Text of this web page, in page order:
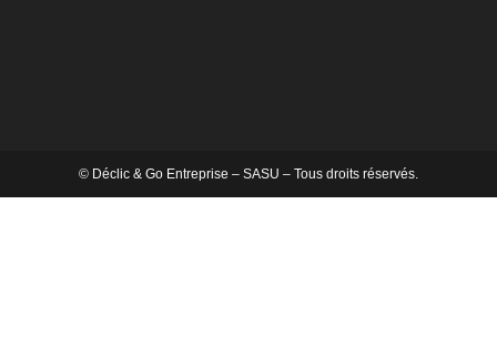
© Déclic & Go Entreprise – SASU – Tous droits réservés.